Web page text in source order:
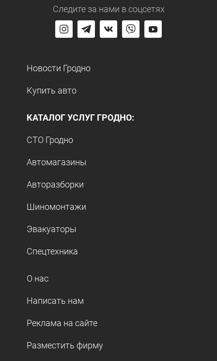
Следите за нами в соцсетях
Новости Гродно
Купить авто
КАТАЛОГ УСЛУГ ГРОДНО:
СТО Гродно
Автомагазины
Авторазборки
Шиномонтажи
Эвакуаторы
Спецтехника
О нас
Написать нам
Реклама на сайте
Разместить фирму